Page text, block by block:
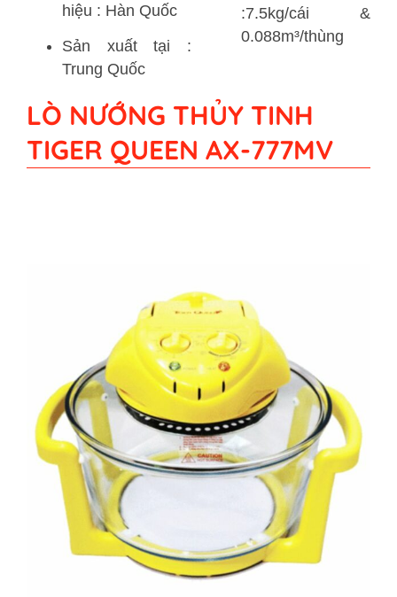
hiệu : Hàn Quốc
Sản xuất tại :
Trung Quốc
:7.5kg/cái &
0.088m³/thùng
LÒ NƯỚNG THỦY TINH
TIGER QUEEN AX-777MV